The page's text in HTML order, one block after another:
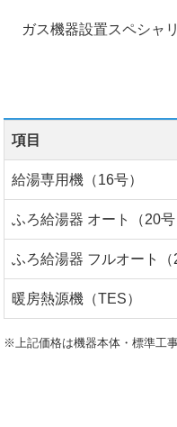
ガス機器設置スペシャ
項目
給湯専用機（16号）
ふろ給湯器 オート（20号
ふろ給湯器 フルオート（
暖房熱源機（TES）
※上記価格は機器本体・標準工